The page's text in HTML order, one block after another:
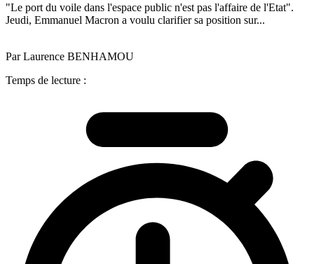
"Le port du voile dans l'espace public n'est pas l'affaire de l'Etat".
Jeudi, Emmanuel Macron a voulu clarifier sa position sur...
Par Laurence BENHAMOU
Temps de lecture :